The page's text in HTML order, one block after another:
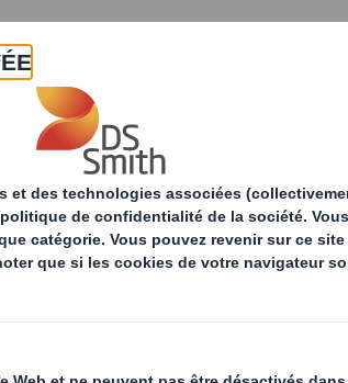
Produits & Services
consommateurs